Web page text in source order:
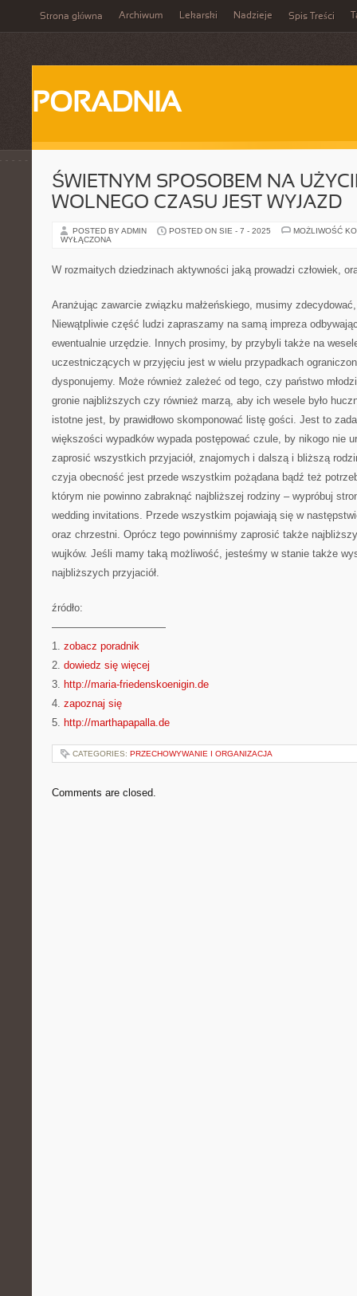
Strona główna Archiwum Lekarski Nadzieje Spis Treści
PORADNIA
ŚWIETNYM SPOSOBEM NA
WOLNEGO CZASU JEST WYJAZD
POSTED BY ADMIN POSTED ON SIE - 7 - 2025
MOŻLIWOŚĆ
WYŁĄCZONA
W rozmaitych dziedzinach aktywności jaką prowadzi człowiek,
Aranżując zawarcie związku małżeńskiego, musimy
Niewątpliwie część ludzi zapraszamy na samą impreza
ewentualnie urzędzie. Innych prosimy, by przybyli także na
uczestniczących w przyjęciu jest w wielu przypadkach
dysponujemy. Może również zależeć od tego, czy państwo
gronie najbliższych czy również marzą, aby ich wesele było
istotne jest, by prawidłowo skomponować listę gości. Jest to
większości wypadków wypada postępować czule, by nikogo nie
zaprosić wszystkich przyjaciół, znajomych i dalszą i bliższą
czyja obecność jest przede wszystkim pożądana bądź też
którym nie powinno zabraknąć najbliższej rodziny – wypróbuj
wedding invitations. Przede wszystkim pojawiają się w
oraz chrzestni. Oprócz tego powinniśmy zaprosić także
wujków. Jeśli mamy taką możliwość, jesteśmy w stanie także
najbliższych przyjaciół.
źródło:
———————————
1. zobacz poradnik
2. dowiedz się więcej
3. http://maria-friedenskoenigin.de
4. zapoznaj się
5. http://marthapapalla.de
CATEGORIES: PRZECHOWYWANIE I ORGANIZACJA
Comments are closed.